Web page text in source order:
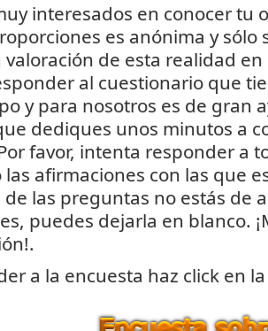
interesados en conocer tu
es anónima y sólo
valoración de esta realidad
al cuestionario que
y para nosotros es de gran
dediques unos minutos a
favor, intenta responder a
afirmaciones con las que
las preguntas no estás de
puedes dejarla en blanco.
a la encuesta haz click en